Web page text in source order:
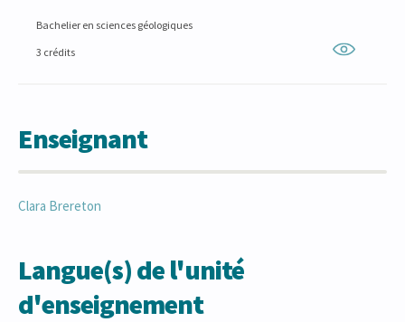
Bachelier en sciences géologiques
3 crédits
Enseignant
Clara Brereton
Langue(s) de l'unité
d'enseignement